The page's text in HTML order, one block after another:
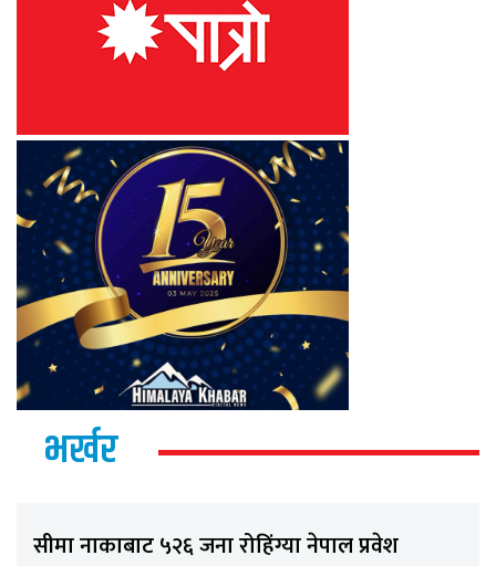
भर्खर
सीमा नाकाबाट ५२६ जना रोहिंग्या नेपाल प्रवेश